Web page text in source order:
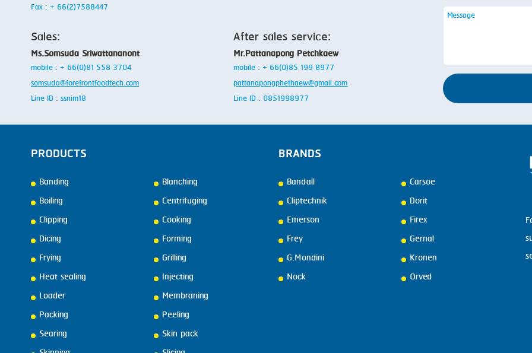
Fax : + 66(2)7588447
Sales:
Ms.Somsuda Sriwattananont
mobile : + 66(0)81 558 3704
somsuda@forefrontfoodtech.com
Line ID : ssnim18
After sales service:
Mr.Pattanapong Petchkaew
mobile : + 66(0)85 199 8977
pattanapongphethaew@gmail.com
Line ID : 0851998977
PRODUCTS
Banding
Blanching
Boiling
Centrifuging
Clipping
Cooking
Dicing
Forming
Frying
Grilling
Heat sealing
Injecting
Loader
Membraning
Packing
Peeling
Searing
Skin pack
BRANDS
Bandall
Carsoe
Cliptechnik
Dorit
Emerson
Firex
Frey
Gernal
G.Mondini
Kronen
Nock
Orved